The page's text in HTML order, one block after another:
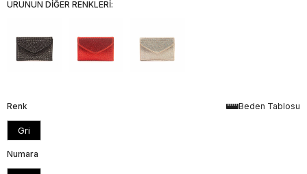
ÜRÜNÜN DİĞER RENKLERİ:
Beden Tablosu
Renk
Gri
Numara